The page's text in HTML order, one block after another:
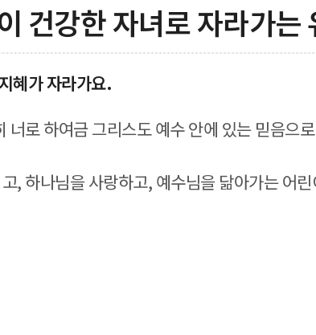
건강한 자녀로 자라가는
혜가 자라가요.
로 하여금 그리스도 예수 안에 있는 믿음으
, 하나님을 사랑하고, 예수님을 닮아가는 어